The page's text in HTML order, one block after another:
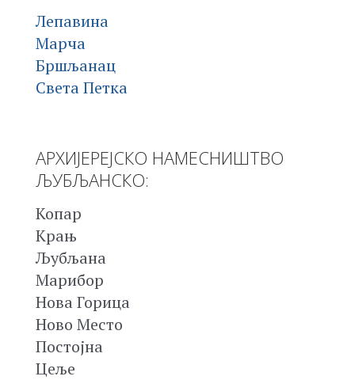
Лепавина
Марча
Бршљанац
Света Петка
АРХИЈЕРЕЈСКО НАМЕСНИШТВО
ЉУБЉАНСКО:
Копар
Крањ
Љубљана
Марибор
Нова Горица
Ново Место
Постојна
Цеље